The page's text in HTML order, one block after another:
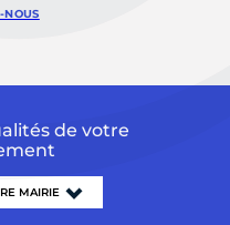
NOUS
de votre